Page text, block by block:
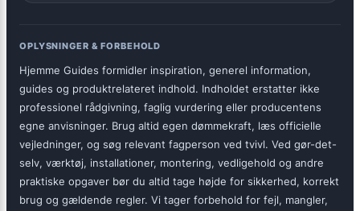
OPLYSNINGER & FORBEHOLD
Hjemme Guides formidler inspiration, generel information,
guides og produktrelateret indhold. Indholdet erstatter ikke
professionel rådgivning, faglig vurdering eller producentens
egne anvisninger. Brug altid egen dømmekraft, læs officielle
vejledninger, og søg relevant fagperson ved tvivl. Ved gør-det-
selv, værktøj, installationer, montering, vedligehold og andre
praktiske opgaver bør du altid tage højde for sikkerhed, korrekt
brug og gældende regler. Vi tager forbehold for fejl, mangler,